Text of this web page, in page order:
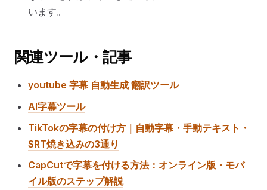
います。
関連ツール・記事
youtube 字幕 自動生成 翻訳ツール
AI字幕ツール
TikTokの字幕の付け方｜自動字幕・手動テキスト・
SRT焼き込みの3通り
CapCutで字幕を付ける方法：オンライン版・モバ
イル版のステップ解説